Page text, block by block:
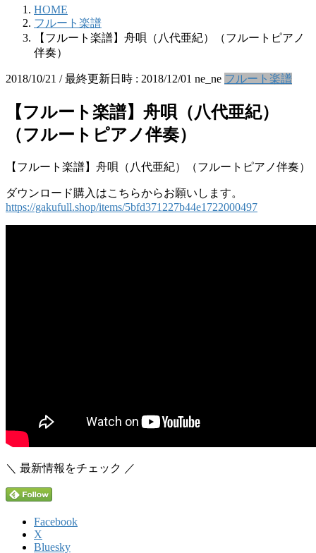
HOME
フルート楽譜
【フルート楽譜】舟唄（八代亜紀）（フルートピアノ
伴奏）
2018/10/21 / 最終更新日時 : 2018/12/01 ne_ne フルート楽譜
【フルート楽譜】舟唄（八代亜紀）
（フルートピアノ伴奏）
【フルート楽譜】舟唄（八代亜紀）（フルートピアノ伴奏）
ダウンロード購入はこちらからお願いします。
https://gakufull.shop/items/5bfd371227b44e1722000497
＼ 最新情報をチェック ／
Facebook
X
Bluesky